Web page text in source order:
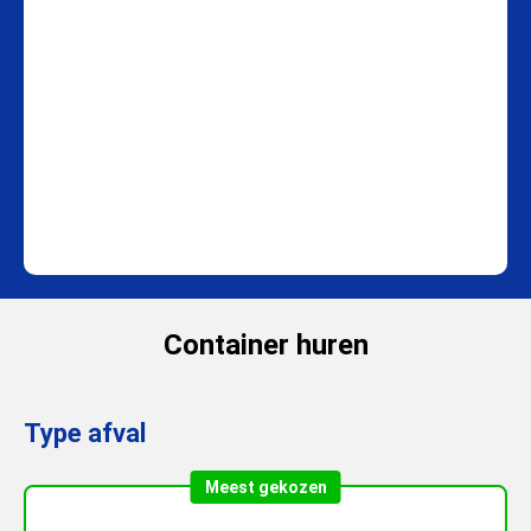
Container huren
Type afval
Meest gekozen